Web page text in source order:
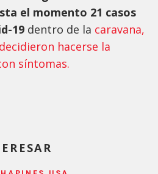
el momento 21 casos
19 dentro de la caravana,
hacerse la
síntomas.